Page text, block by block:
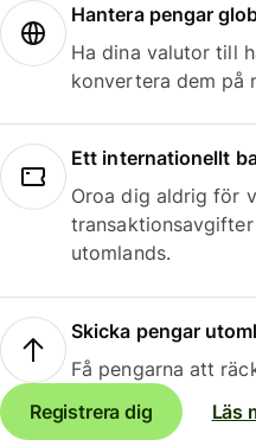
Hantera pengar
Ha dina valutor till
konvertera dem på
Ett internationellt
Oroa dig aldrig för
utomlands.
Skicka pengar
Få pengarna att
Registrera dig
Läs